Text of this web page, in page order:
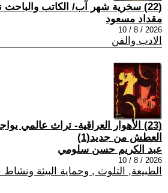
(22) سخرية شهر آب/ الكاتب والباحث نبيل الربيعي
مقداد مسعود
2026 / 8 / 10
الادب والفن
(23) الأهوار العراقية- تراث عالمي
العطش من جديد(1)
عبد الكريم حسن سلومي
2026 / 8 / 10
الطبيعة, التلوث , وحماية البيئة